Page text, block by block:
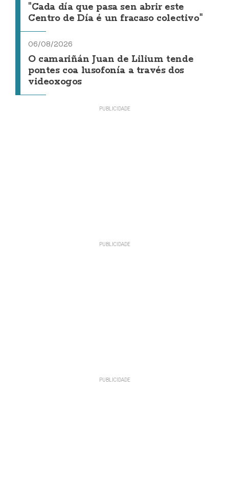
"Cada día que pasa sen abrir este
Centro de Día é un fracaso colectivo"
06/08/2026
O camariñán Juan de Lilium tende
pontes coa lusofonía a través dos
videoxogos